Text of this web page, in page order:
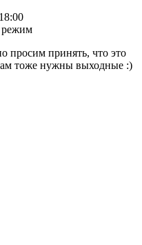
режим
просим принять, что это
тоже нужны выходные :)